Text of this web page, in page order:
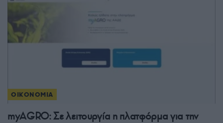
ΟΙΚΟΝΟΜΙΑ
myAGRO: Σε λειτουργία η πλατφόρμα για την